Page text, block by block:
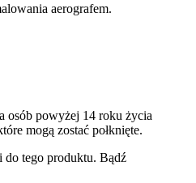
aerografem.
osób powyżej 14 roku życia
mogą zostać połknięte.
do tego produktu. Bądź